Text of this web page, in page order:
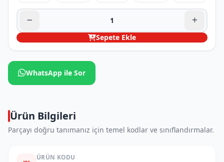
Sepete Ekle
WhatsApp ile Sor
Ürün Bilgileri
Parçayı doğru tanımanız için temel kodlar ve sınıflandırmalar.
ÜRÜN KODU